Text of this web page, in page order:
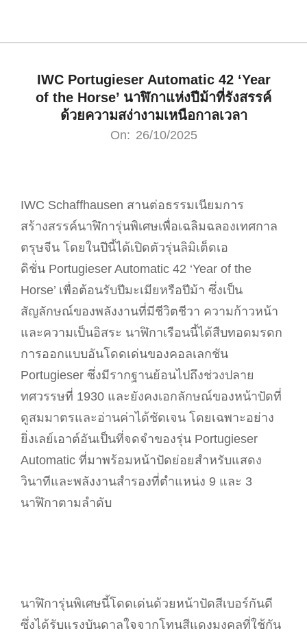
contentIWC Portugieser Automatic 42 ‘Year
of the Horse’ นาฬิกาแห่งปีม้าที่รังสรรค์
ด้วยความสง่างามเหนือกาลเวลา
On: 26/10/2025
IWC Schaffhausen สานต่อธรรมเนียมการ
สร้างสรรค์นาฬิการุ่นพิเศษเพื่อเฉลิมฉลองเทศกาล
ตรุษจีน โดยในปีนี้ได้เปิดตัวรุ่นลิมิเต็ดเอ
ดิชั่น Portugieser Automatic 42 ‘Year of the
Horse’ เพื่อต้อนรับปีมะเมียหรือปีม้า ซึ่งเป็น
สัญลักษณ์ของพลังงานที่มีชีวิตชีวา ความก้าวหน้า
และความเป็นอิสระ นาฬิกาเรือนนี้ได้สืบทอดมรดก
การออกแบบอันโดดเด่นของคอลเลกชัน
Portugieser ซึ่งมีรากฐานย้อนไปถึงช่วงปลาย
ทศวรรษที่ 1930 และยังคงเอกลักษณ์ของหน้าปัดที่
ดูสมมาตรและอ่านค่าได้ชัดเจน โดยเฉพาะอย่าง
ยิ่งเลย์เอาต์อันเป็นที่จดจำของรุ่น Portugieser
Automatic ที่มาพร้อมหน้าปัดย่อยสำหรับแสดง
วินาทีและพลังงานสำรองที่ตำแหน่ง 9 และ 3
นาฬิกาตามลำดับ
นาฬิการุ่นพิเศษนี้โดดเด่นด้วยหน้าปัดสีเบอร์กันดี
ซึ่งได้รับแรงบันดาลใจจากโทนสีแดงมงคลที่ใช้กัน